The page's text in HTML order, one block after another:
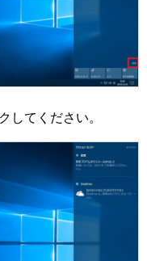
してください。